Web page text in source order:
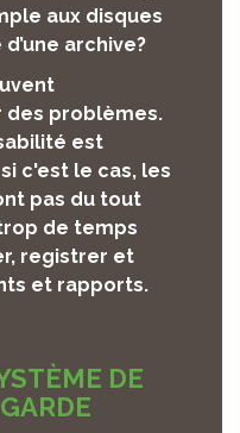
aux disques
archive?
problèmes.
est
c'est le cas, les
pas du tout
de temps
registrer et
et rapports.
DE